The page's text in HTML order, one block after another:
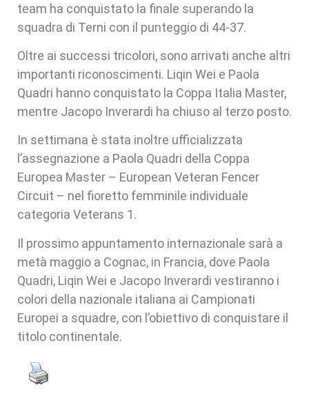
team ha conquistato la finale superando la
squadra di Terni con il punteggio di 44-37.
Oltre ai successi tricolori, sono arrivati anche altri
importanti riconoscimenti. Liqin Wei e Paola
Quadri hanno conquistato la Coppa Italia Master,
mentre Jacopo Inverardi ha chiuso al terzo posto.
In settimana è stata inoltre ufficializzata
l’assegnazione a Paola Quadri della Coppa
Europea Master – European Veteran Fencer
Circuit – nel fioretto femminile individuale
categoria Veterans 1.
Il prossimo appuntamento internazionale sarà a
metà maggio a Cognac, in Francia, dove Paola
Quadri, Liqin Wei e Jacopo Inverardi vestiranno i
colori della nazionale italiana ai Campionati
Europei a squadre, con l’obiettivo di conquistare il
titolo continentale.